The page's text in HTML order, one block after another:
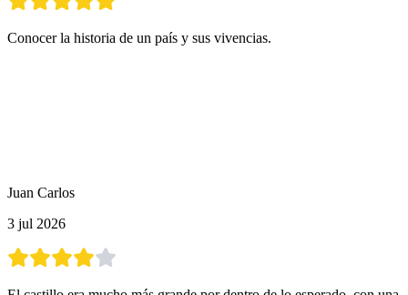
Conocer la historia de un país y sus vivencias.
Juan Carlos
3 jul 2026